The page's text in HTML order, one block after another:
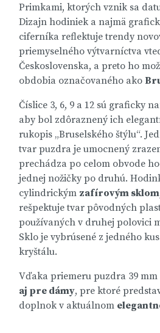
Primkami, ktorých vznik sa
Dizajn hodiniek a najmä
ciferníka reflektuje trendy
priemyselného výtvarníctva
Československa, a preto ho
obdobia označovaného ako
Číslice 3, 6, 9 a 12 sú graficky
aby bol zdôraznený ich
rukopis „Bruselského štýlu“.
tvar puzdra je umocnený
prechádza po celom obvode
jednej nožičky po druhú.
cylindrickým zafírovým sklom
rešpektuje tvar pôvodných
používaných v druhej polovici
Sklo je vybrúsené z jedného
kryštálu.
Vďaka priemeru puzdra 39
aj pre dámy, pre ktoré
doplnok v aktuálnom